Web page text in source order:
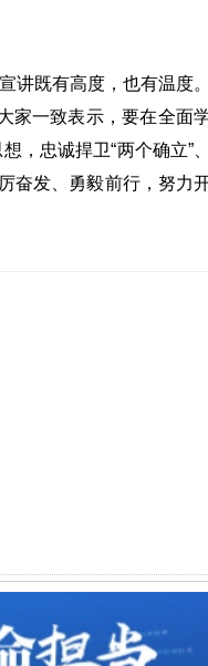
讲既有高度，也有温度
一致表示，要在全面学
，忠诚捍卫“两个确立”
奋发、勇毅前行，努力